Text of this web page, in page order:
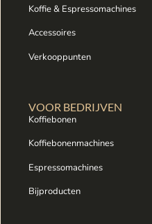
Koffie & Espressomachines
Accessoires
Verkooppunten
VOOR BEDRIJVEN
Koffiebonen
Koffiebonenmachines
Espressomachines
Bijproducten